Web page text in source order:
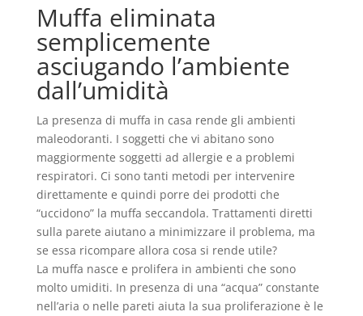
Muffa eliminata
semplicemente
asciugando l’ambiente
dall’umidità
La presenza di muffa in casa rende gli ambienti
maleodoranti. I soggetti che vi abitano sono
maggiormente soggetti ad allergie e a problemi
respiratori. Ci sono tanti metodi per intervenire
direttamente e quindi porre dei prodotti che
“uccidono” la muffa seccandola. Trattamenti diretti
sulla parete aiutano a minimizzare il problema, ma
se essa ricompare allora cosa si rende utile?
La muffa nasce e prolifera in ambienti che sono
molto umiditi. In presenza di una “acqua” constante
nell’aria o nelle pareti aiuta la sua proliferazione è le